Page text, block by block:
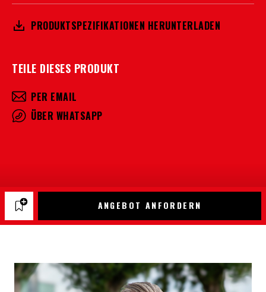
PRODUKTSPEZIFIKATIONEN HERUNTERLADEN
TEILE DIESES PRODUKT
PER EMAIL
ÜBER WHATSAPP
ANGEBOT ANFORDERN